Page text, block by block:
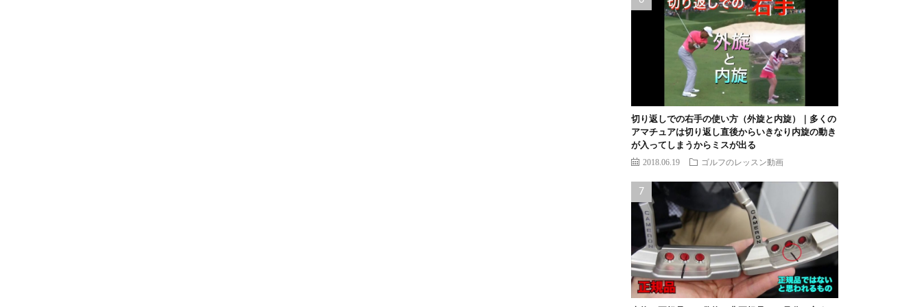
切り返しでの右手の使い方（外旋と内旋）｜多くの
アマチュアは切り返し直後からいきなり内旋の動き
が入ってしまうからミスが出る
2018.06.19 ゴルフのレッスン動画